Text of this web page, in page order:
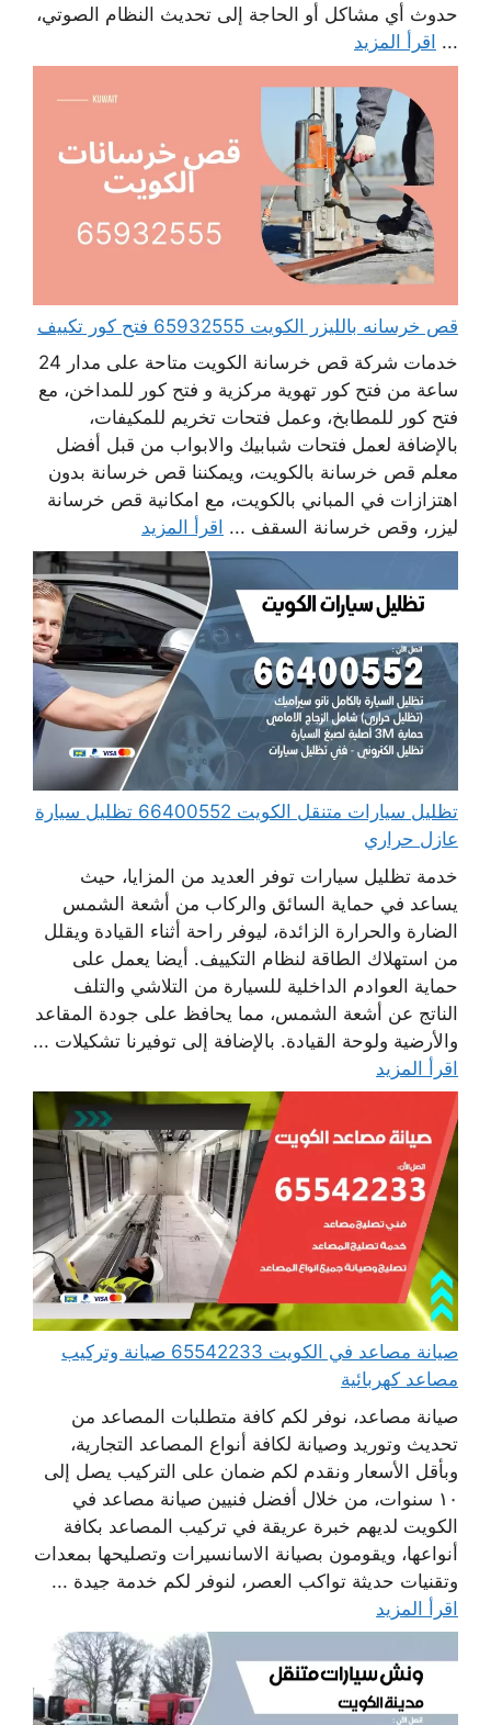
حدوث أي مشاكل أو الحاجة إلى تحديث النظام الصوتي،
... اقرأ المزيد
قص خرسانه بالليزر الكويت 65932555 فتح كور تكييف
خدمات شركة قص خرسانة الكويت متاحة على مدار 24
ساعة من فتح كور تهوية مركزية و فتح كور للمداخن، مع
فتح كور للمطابخ، وعمل فتحات تخريم للمكيفات،
بالإضافة لعمل فتحات شبابيك والابواب من قبل أفضل
معلم قص خرسانة بالكويت، ويمكننا قص خرسانة بدون
اهتزازات في المباني بالكويت، مع امكانية قص خرسانة
ليزر، وقص خرسانة السقف ... اقرأ المزيد
تظليل سيارات متنقل الكويت 66400552 تظليل سيارة
عازل حراري
خدمة تظليل سيارات توفر العديد من المزايا، حيث
يساعد في حماية السائق والركاب من أشعة الشمس
الضارة والحرارة الزائدة، ليوفر راحة أثناء القيادة ويقلل
من استهلاك الطاقة لنظام التكييف. أيضا يعمل على
حماية العوادم الداخلية للسيارة من التلاشي والتلف
الناتج عن أشعة الشمس، مما يحافظ على جودة المقاعد
والأرضية ولوحة القيادة. بالإضافة إلى توفيرنا تشكيلات ...
اقرأ المزيد
صيانة مصاعد في الكويت 65542233 صيانة وتركيب
مصاعد كهربائية
صيانة مصاعد، نوفر لكم كافة متطلبات المصاعد من
تحديث وتوريد وصيانة لكافة أنواع المصاعد التجارية،
وبأقل الأسعار ونقدم لكم ضمان على التركيب يصل إلى
١٠ سنوات، من خلال أفضل فنيين صيانة مصاعد في
الكويت لديهم خبرة عريقة في تركيب المصاعد بكافة
أنواعها، ويقومون بصيانة الاسانسيرات وتصليحها بمعدات
وتقنيات حديثة تواكب العصر، لنوفر لكم خدمة جيدة ...
اقرأ المزيد